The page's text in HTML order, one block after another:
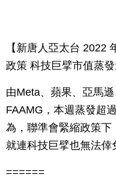
【新唐人亞太台 2022
政策 科技巨擘市值蒸
由Meta、蘋果、亞馬
FAAMG，本週蒸發超
為，聯準會緊縮政策下
就連科技巨擘也無法倖
======